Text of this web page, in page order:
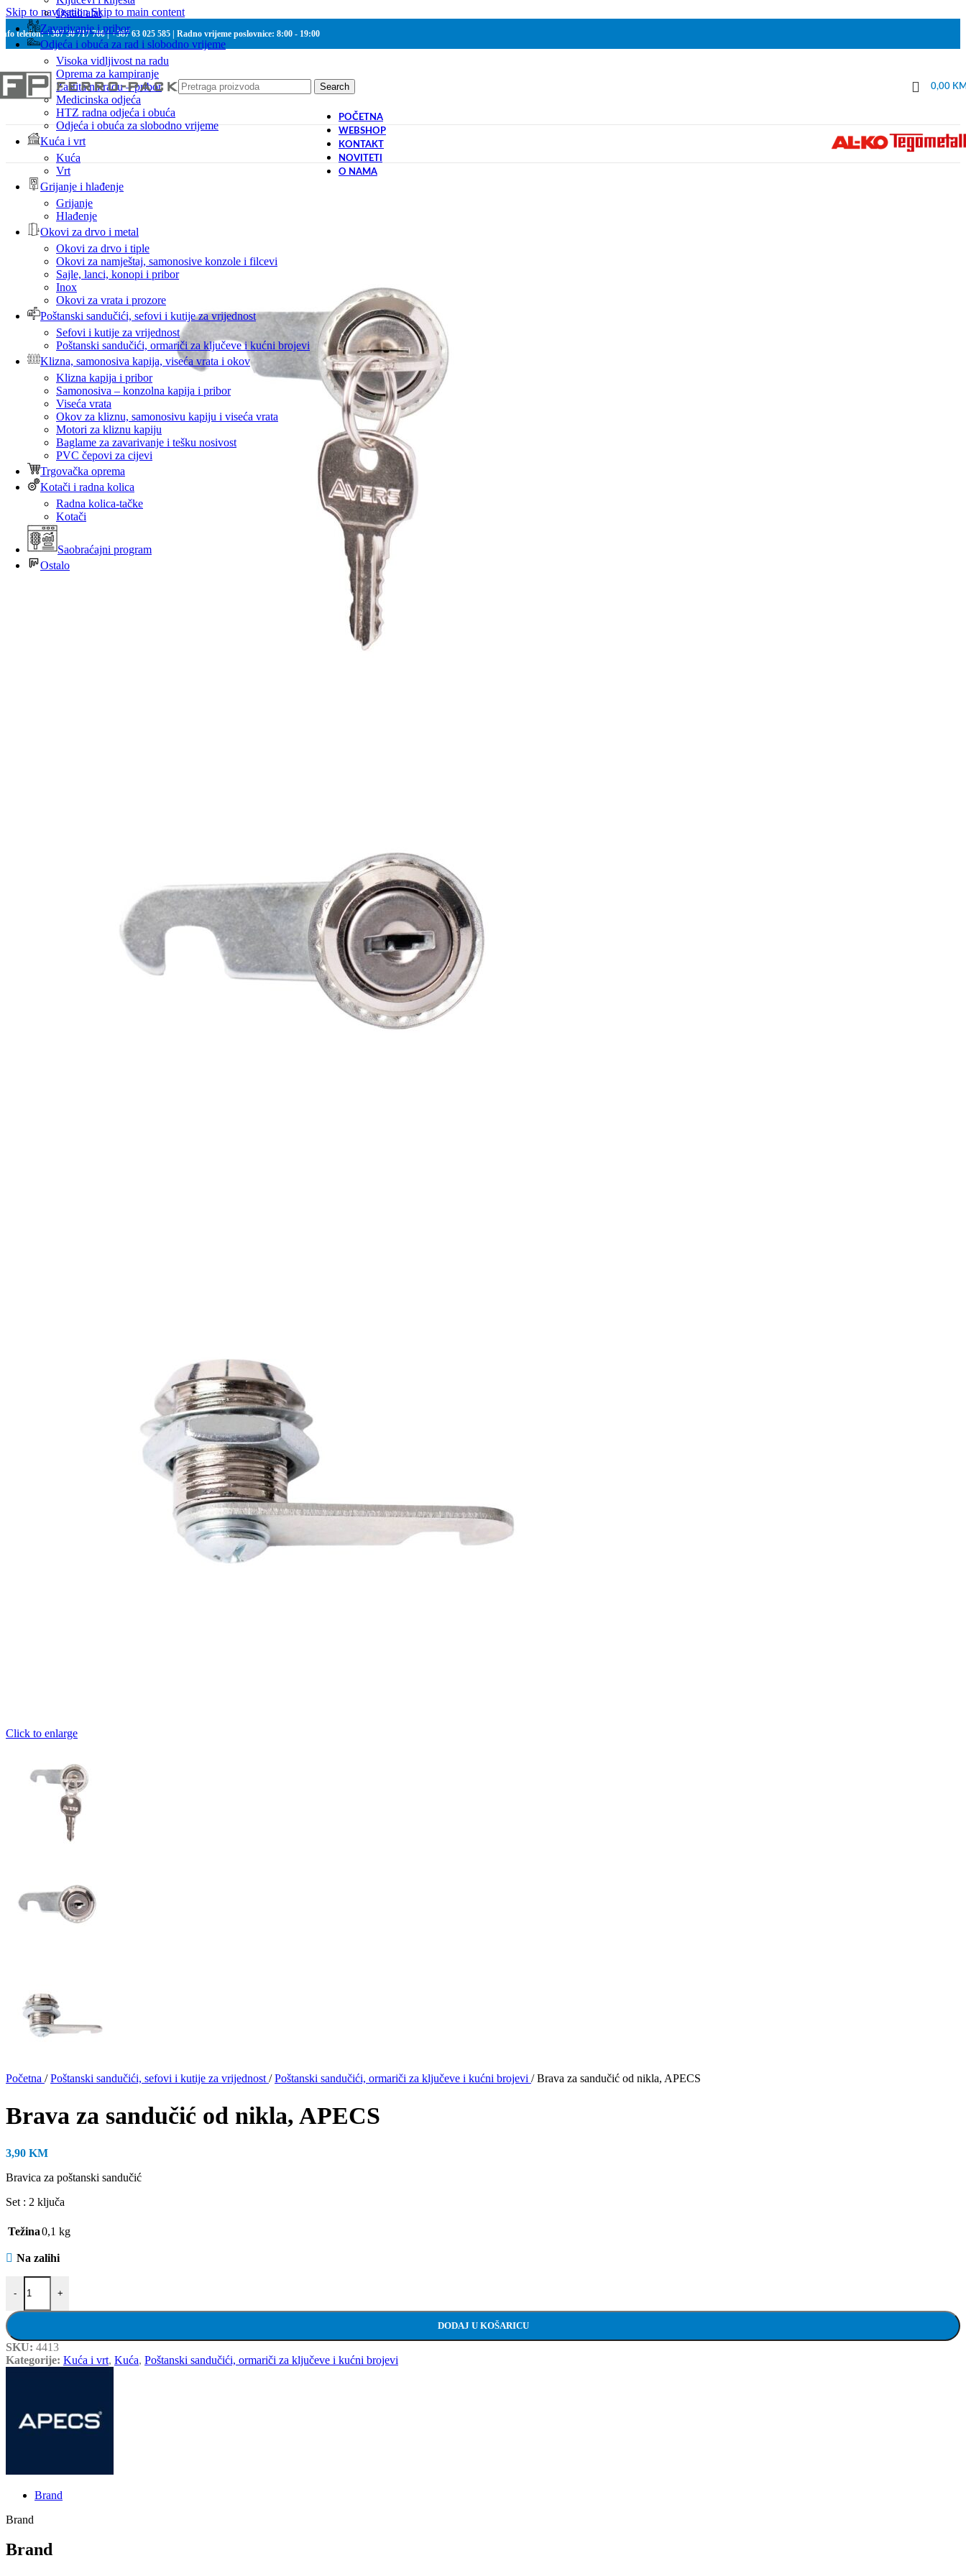
Skip to navigationSkip to main content
telefon: +387 30 717 700 | +387 63 025 585 | Radno vrijeme poslovnice: 8:00 - 19:00
Search 0,00
Ostali alat
Zavarivanje i pribor
Odjeća i obuća za rad i slobodno vrijeme
Visoka vidljivost na radu
Oprema za kampiranje
Zaštita na radu – pribor
Medicinska odjeća
HTZ radna odjeća i obuća
Odjeća i obuća za slobodno vrijeme
Kuća i vrt
Kuća
Vrt
Grijanje i hlađenje
Grijanje
Hlađenje
Okovi za drvo i metal
Okovi za drvo i tiple
Okovi za namještaj, samonosive konzole i filcevi
Sajle, lanci, konopi i pribor
Inox
Okovi za vrata i prozore
Poštanski sandučići, sefovi i kutije za vrijednost
Sefovi i kutije za vrijednost
Poštanski sandučići, ormariči za ključeve i kućni brojevi
Klizna, samonosiva kapija, viseća vrata i okov
Klizna kapija i pribor
Samonosiva – konzolna kapija i pribor
Viseća vrata
Okov za kliznu, samonosivu kapiju i viseća vrata
Motori za kliznu kapiju
Baglame za zavarivanje i tešku nosivost
PVC čepovi za cijevi
Trgovačka oprema
Kotači i radna kolica
Radna kolica-tačke
Kotači
Saobraćajni program
Ostalo
POČETNA
WEBSHOP
KONTAKT
NOVITETI
O NAMA
Click to enlarge
Početna / Poštanski sandučići, sefovi i kutije za vrijednost / Poštanski sandučići, ormariči za ključeve i kućni brojevi / Brava za sandučić od nikla, APECS
Brava za sandučić od nikla, APECS
3,90 KM
Bravica za poštanski sandučić
Set : 2 ključa
Težina0,1 kg
Na zalihi
-
Brava za sandučić od nikla, APECS količina
+
DODAJ U KOŠARICU
SKU: 4413
Kategorije: Kuća i vrt, Kuća, Poštanski sandučići, ormariči za ključeve i kućni brojevi
Brand
Brand
Brand